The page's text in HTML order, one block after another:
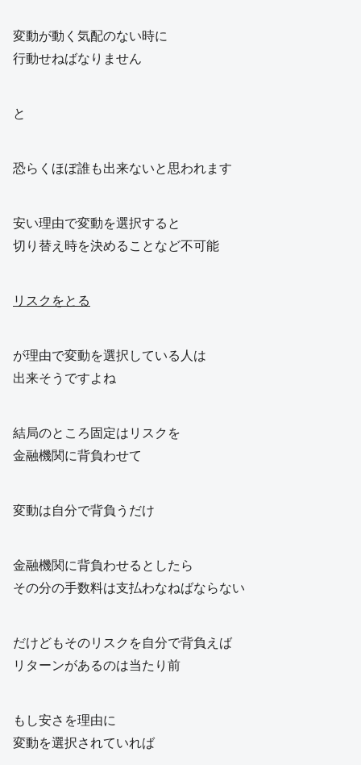
変動が動く気配のない時に
行動せねばなりません
と
恐らくほぼ誰も出来ないと思われます
安い理由で変動を選択すると
切り替え時を決めることなど不可能
リスクをとる
が理由で変動を選択している人は
出来そうですよね
結局のところ固定はリスクを
金融機関に背負わせて
変動は自分で背負うだけ
金融機関に背負わせるとしたら
その分の手数料は支払わなねばならない
だけどもそのリスクを自分で背負えば
リターンがあるのは当たり前
もし安さを理由に
変動を選択されていれば